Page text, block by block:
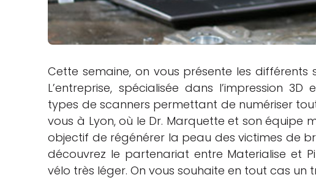
Cette semaine, on vous présente les
L’entreprise, spécialisée dans l’impression
types de scanners permettant de numériser
vous à Lyon, où le Dr. Marquette et son équipe
objectif de régénérer la peau des victimes de
découvrez le partenariat entre Materialise et
vélo très léger. On vous souhaite en tout cas un